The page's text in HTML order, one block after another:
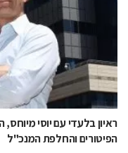
הפיטורים והחלפת המנכ"ל